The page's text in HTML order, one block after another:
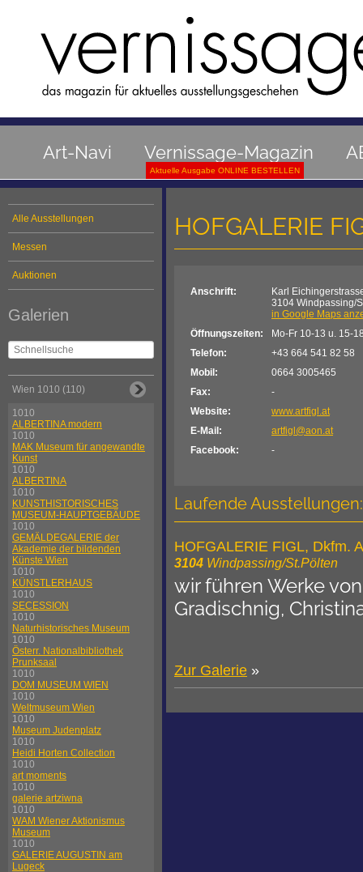
Art-Navi Vernissage-Magazin
Aktuelle Ausgabe ONLINE BESTELLEN
Alle Ausstellungen
Messen
Auktionen
Galerien
Wien 1010 (110)
1010
ALBERTINA modern
1010
MAK Museum für angewandte
Kunst
1010
ALBERTINA
1010
KUNSTHISTORISCHES
MUSEUM-HAUPTGEBÄUDE
1010
GEMÄLDEGALERIE der
Akademie der bildenden
Künste Wien
1010
KÜNSTLERHAUS
1010
SECESSION
1010
Naturhistorisches Museum
1010
Österr. Nationalbibliothek
Prunksaal
1010
DOM MUSEUM WIEN
1010
Weltmuseum Wien
1010
Museum Judenplatz
1010
Heidi Horten Collection
1010
art moments
1010
galerie artziwna
1010
WAM Wiener Aktionismus
Museum
1010
GALERIE AUGUSTIN am
Lugeck
HOFGALERIE
Anschrift:
Karl
3104 Windpassing/
in Google Maps
Öffnungszeiten:
Mo-Fr 10-13 u. 15-
Telefon:
+43 664 541 82 58
Mobil:
0664 3005465
Fax:
-
Website:
www.artfigl.at
E-Mail:
artfigl@aon.at
Facebook:
-
Laufende Ausstellungen:
HOFGALERIE FIGL, Dkfm.
3104 Windpassing/St.Pölten
wir führen Werke
Gradischnig,
Zur Galerie »